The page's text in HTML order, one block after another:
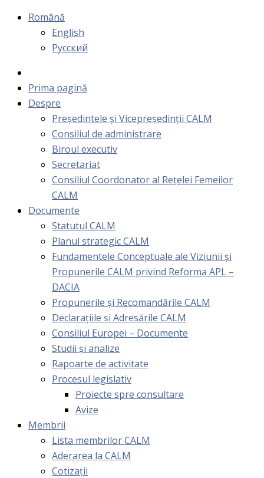
Română
English
Русский
Prima pagină
Despre
Președintele și Vicepreședinții CALM
Consiliul de administrare
Biroul executiv
Secretariat
Consiliul Coordonator al Rețelei Femeilor
CALM
Documente
Statutul CALM
Planul strategic CALM
Fundamentele Conceptuale ale Viziunii și
Propunerile CALM privind Reforma APL –
DACIA
Propunerile și Recomandările CALM
Declarațiile și Adresările CALM
Consiliul Europei – Documente
Studii și analize
Rapoarte de activitate
Procesul legislativ
Proiecte spre consultare
Avize
Membrii
Lista membrilor CALM
Aderarea la CALM
Cotizaţii